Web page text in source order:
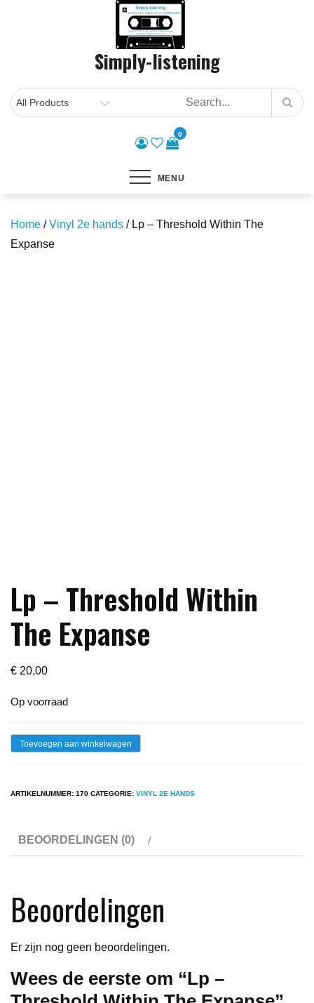
Simply-listening
0
MENU
Home /Vinyl 2e hands / Lp – Threshold Within The
Expanse
Lp – Threshold Within
The Expanse
€ 20,00
Op voorraad
Lp
Expanse
Toevoegen aan winkelwagen
ARTIKELNUMMER: 170 CATEGORIE: VINYL 2E HANDS
BEOORDELINGEN (0)
Beoordelingen
Er zijn nog geen beoordelingen.
Wees de eerste om “Lp –